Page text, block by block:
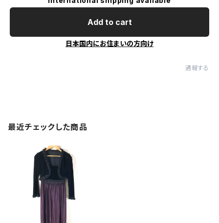
Add to cart
日本国内にお住まいの方向け
通報する
最近チェックした商品